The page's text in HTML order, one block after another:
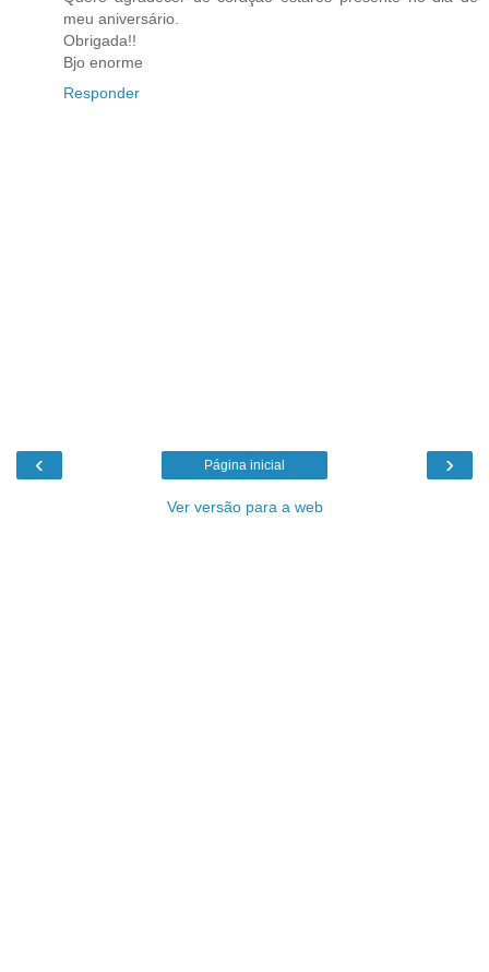
meu aniversário.
Obrigada!!
Bjo enorme
Responder
‹ ›
Página inicial
Ver versão para a web